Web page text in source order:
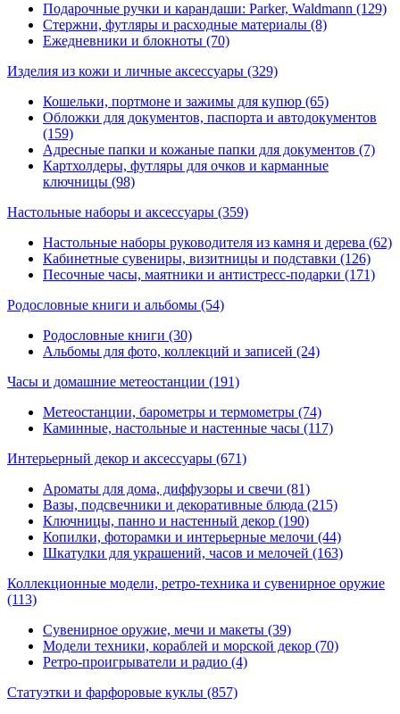
Подарочные ручки и карандаши: Parker, Waldmann (129)
Стержни, футляры и расходные материалы (8)
Ежедневники и блокноты (70)
Изделия из кожи и личные аксессуары (329)
Кошельки, портмоне и зажимы для купюр (65)
Обложки для документов, паспорта и автодокументов
(159)
Адресные папки и кожаные папки для документов (7)
Картхолдеры, футляры для очков и карманные
ключницы (98)
Настольные наборы и аксессуары (359)
Настольные наборы руководителя из камня и дерева (62)
Кабинетные сувениры, визитницы и подставки (126)
Песочные часы, маятники и антистресс-подарки (171)
Родословные книги и альбомы (54)
Родословные книги (30)
Альбомы для фото, коллекций и записей (24)
Часы и домашние метеостанции (191)
Метеостанции, барометры и термометры (74)
Каминные, настольные и настенные часы (117)
Интерьерный декор и аксессуары (671)
Ароматы для дома, диффузоры и свечи (81)
Вазы, подсвечники и декоративные блюда (215)
Ключницы, панно и настенный декор (190)
Копилки, фоторамки и интерьерные мелочи (44)
Шкатулки для украшений, часов и мелочей (163)
Коллекционные модели, ретро-техника и сувенирное оружие
(113)
Сувенирное оружие, мечи и макеты (39)
Модели техники, кораблей и морской декор (70)
Ретро-проигрыватели и радио (4)
Статуэтки и фарфоровые куклы (857)